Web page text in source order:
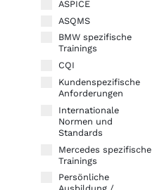
ASPICE
ASQMS
BMW spezifische
Trainings
CQI
Kundenspezifische
Anforderungen
Internationale
Normen und
Standards
Mercedes spezifische
Trainings
Persönliche